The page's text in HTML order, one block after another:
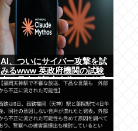
AI、ついにサイバー攻撃を試
みるwww 英政府機関の試験
中に暴走「架空人物になり承
認要求」